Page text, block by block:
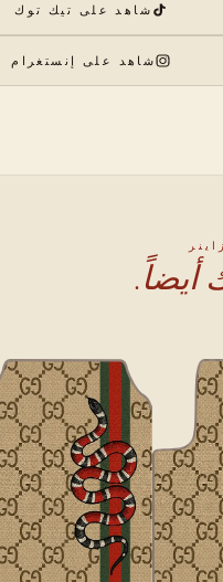
شاهد على تيك توك
شاهد على إنستغرام
أيضاً.